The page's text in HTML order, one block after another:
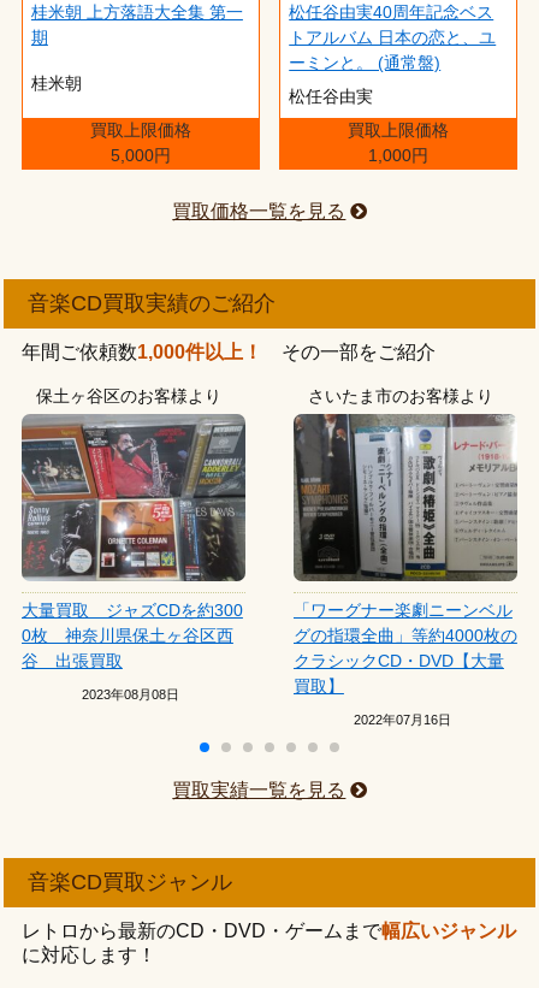
桂米朝 上方落語大全集 第一
期
桂米朝
買取上限価格
5,000円
松任谷由実40周年記念ベス
トアルバム 日本の恋と、ユ
ーミンと。 (通常盤)
松任谷由実
買取上限価格
1,000円
買取価格一覧を見る
音楽CD買取実績のご紹介
年間ご依頼数1,000件以上！ その一部をご紹介
保土ヶ谷区のお客様より
大量買取 ジャズCDを約300
0枚 神奈川県保土ヶ谷区西
谷 出張買取
2023年08月08日
さいたま市のお客様より
「ワーグナー楽劇ニーンベル
グの指環全曲」等約4000枚の
クラシックCD・DVD【大量
買取】
2022年07月16日
買取実績一覧を見る
音楽CD買取ジャンル
レトロから最新のCD・DVD・ゲームまで幅広いジャンル
に対応します！